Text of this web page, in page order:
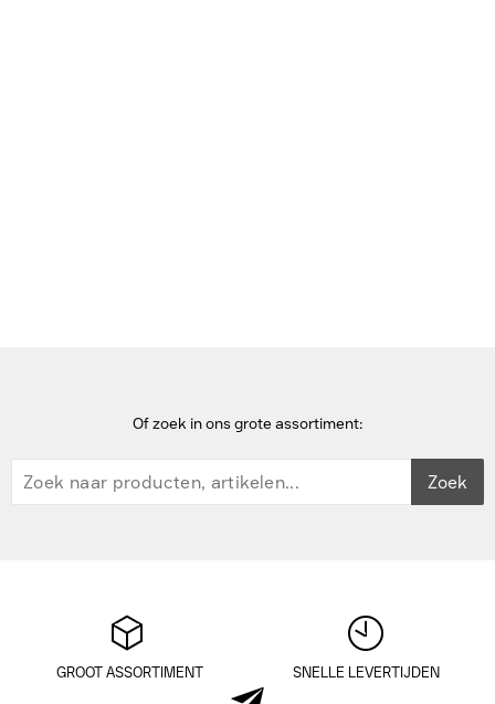
Of zoek in ons grote assortiment:
Zoek
GROOT ASSORTIMENT SNELLE LEVERTIJDEN